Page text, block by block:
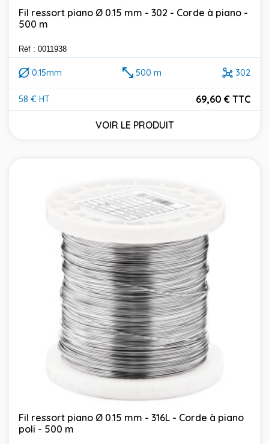
Fil ressort piano Ø 0.15 mm - 302 - Corde à piano -
500 m
Réf : 0011938
0.15mm 500 m 302
58 € HT
Prix
69,60 € TTC
VOIR LE PRODUIT
Fil ressort piano Ø 0.15 mm - 316L - Corde à piano
poli - 500 m